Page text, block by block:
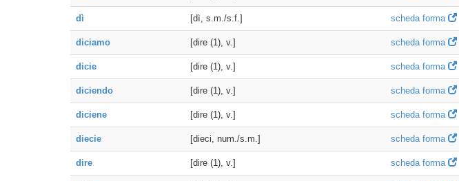
dì [dì, s.m./s.f.] scheda forma
diciamo [dire (1), v.] scheda forma
dicie [dire (1), v.] scheda forma
diciendo [dire (1), v.] scheda forma
diciene [dire (1), v.] scheda forma
diecie [dieci, num./s.m.] scheda forma
dire [dire (1), v.] scheda forma